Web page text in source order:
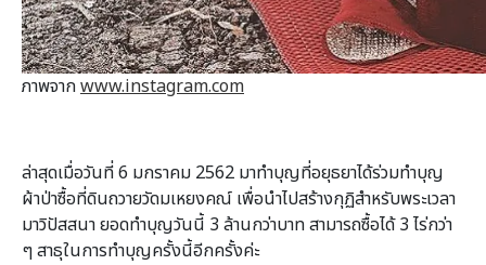
ภาพจากwww.instagram.com
ล่าสุดเมื่อวันที่ 6 มกราคม 2562 มาทำบุญที่อยุธยาได้ร่วมทำบุญ
ผ้าป่าซื้อที่ดินถวายวัดมเหยงคณ์ เพื่อนำไปสร้างกุฏิสำหรับพระเวลา
มาวิปัสสนา ยอดทำบุญวันนี้ 3 ล้านกว่าบาท สามารถซื้อได้ 3 ไร่กว่า
ๆ สาธุในการทำบุญครั้งนี้อีกครั้งค่ะ